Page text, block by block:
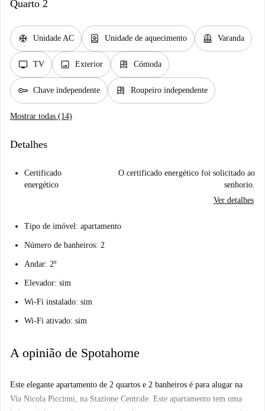
Quarto 2
ac_unit Unidade AC water_heater Unidade de aquecimento balcony Varanda
tv TV image Exterior dresser Cómoda
key Chave independente dresser Roupeiro independente
Mostrar todas (14)
Detalhes
Certificado
energético
O certificado energético foi solicitado ao
senhorio.
Ver detalhes
Tipo de imóvel: apartamento
Número de banheiros: 2
Andar: 2º
Elevador: sim
Wi-Fi instalado: sim
Wi-Fi ativado: sim
A opinião de Spotahome
Este elegante apartamento de 2 quartos e 2 banheiros é para alugar na
Via Nicola Piccinni, na Stazione Centrale. Este apartamento tem uma